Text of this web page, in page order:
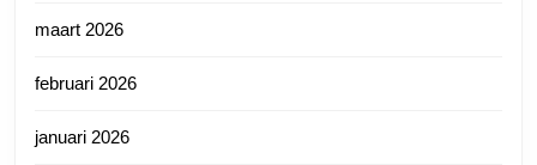
maart 2026
februari 2026
januari 2026